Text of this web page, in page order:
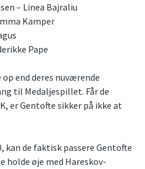
– Linea Bajraliu
Kamper
Pape
end deres nuværende
til Medaljespillet. Får de
er Gentofte sikker på ikke at
kan de faktisk passere Gentofte
holde øje med Hareskov-